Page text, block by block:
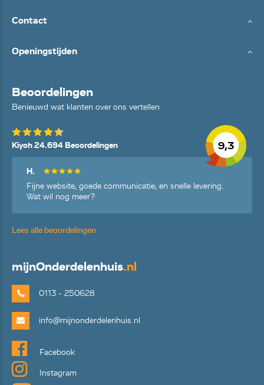
Contact
Openingstijden
Beoordelingen
Benieuwd wat klanten over ons vertellen
9,3
Kiyoh 24.694 Beoordelingen
H.
Fijne website, goede communicatie, en snelle levering.
Wat wil nog meer?
Lees alle beoordelingen
mijnOnderdelenhuis.nl
0113 - 250628
info@mijnonderdelenhuis.nl
Facebook
Instagram